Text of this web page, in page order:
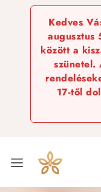
Kedves
augusztus
között a
szünetel.
17-től